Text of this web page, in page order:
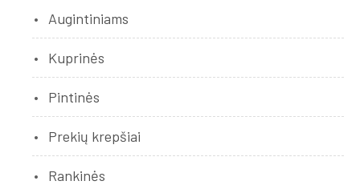
Augintiniams
Kuprinės
Pintinės
Prekių krepšiai
Rankinės